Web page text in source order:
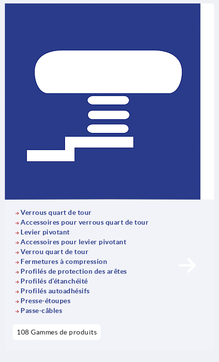
Verrous quart de tour
Accessoires pour verrous quart de tour
Levier pivotant
Accessoires pour levier pivotant
Verrou quart de tour
Fermetures à compression
Profilés de protection des arêtes
Profilés d’étanchéité
Profilés autoadhésifs
Presse-étoupes
Passe-câbles
108 Gammes de produits